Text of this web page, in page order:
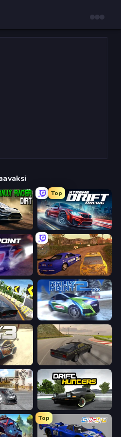
Top
Xtreme DRIFT Racing
Dirt Rally Driver HD
Hilltop Rally Point 2
Burnout Drift
Drift Hunters
Top